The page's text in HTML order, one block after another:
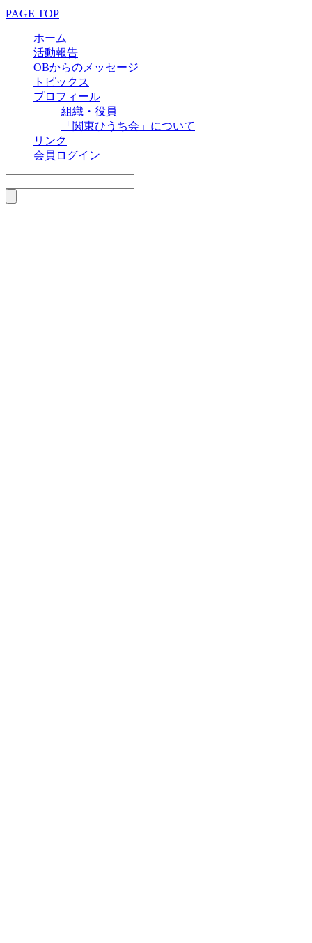
PAGE TOP
ホーム
活動報告
OBからのメッセージ
トピックス
プロフィール
組織・役員
「関東ひうち会」について
リンク
会員ログイン